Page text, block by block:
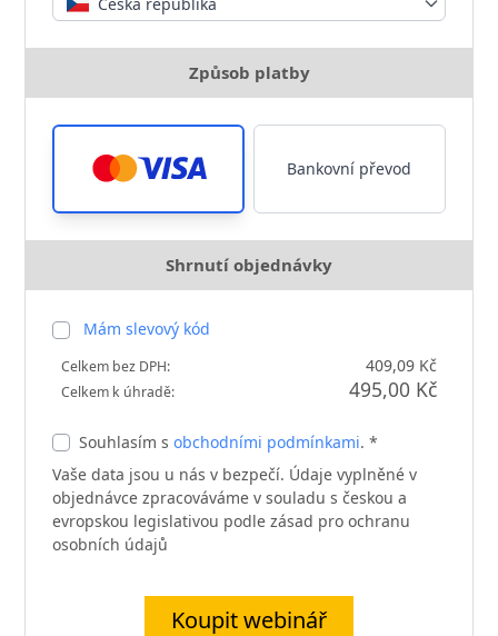
Způsob platby
Bankovní převod
Shrnutí objednávky
Mám slevový kód
Celkem bez DPH: 409,09 Kč
Celkem k úhradě: 495,00 Kč
Souhlasím sobchodními podmínkami. *
Vaše data jsou u nás v bezpečí. Údaje vyplněné v
objednávce zpracováváme v souladu s českou a
evropskou legislativou podle zásad pro ochranu
osobních údajů
Koupit webinář